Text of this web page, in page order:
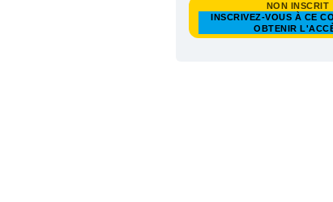
NON INSCRIT
INSCRIVEZ-VOUS À CE
OBTENIR